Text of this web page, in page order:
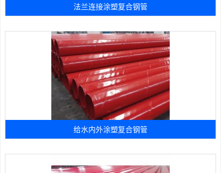
法兰连接涂塑复合钢管
给水内外涂塑复合钢管